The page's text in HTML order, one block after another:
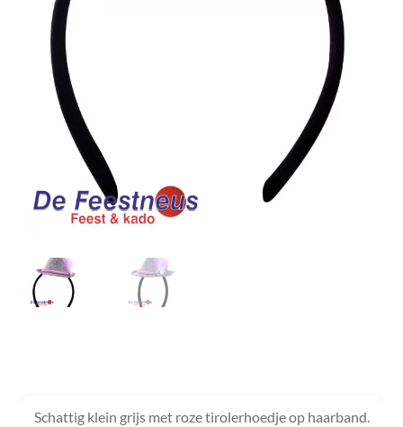
Schattig klein grijs met roze tirolerhoedje op haarband.